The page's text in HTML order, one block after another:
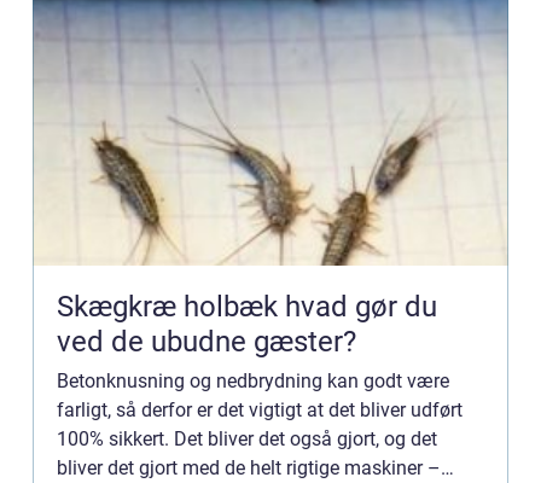
Skægkræ holbæk hvad gør du
ved de ubudne gæster?
Betonknusning og nedbrydning kan godt være
farligt, så derfor er det vigtigt at det bliver udført
100% sikkert. Det bliver det også gjort, og det
bliver det gjort med de helt rigtige maskiner –